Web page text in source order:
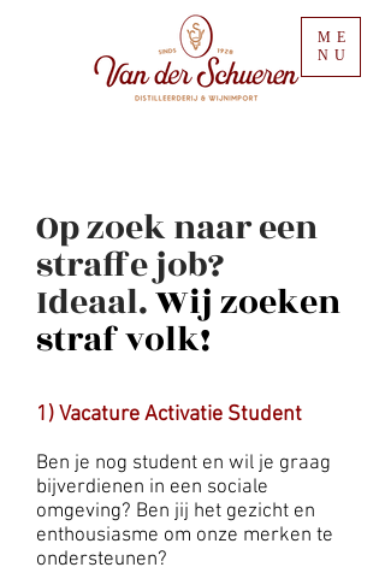
ME
NU
Ideaal.Wij zoeken
straf volk!
1) Vacature Activatie Student
Ben je nog student en wil je graag
bijverdienen in een sociale
omgeving? Ben jij het gezicht en
enthousiasme om onze merken te
ondersteunen?
Op zoek naar een
straffe job?